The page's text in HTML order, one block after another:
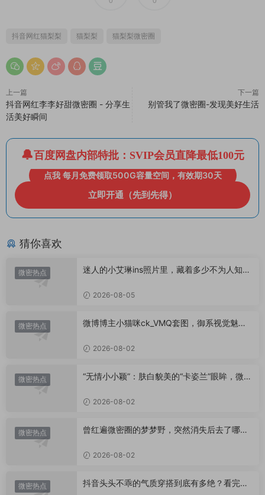
抖音网红猫梨梨 猫梨梨 猫梨梨微密圈
上一篇
抖音网红李李好甜微密圈 - 分享生
活美好瞬间
下一篇
别管我了微密圈-发现美好生活
百度网盘内部特批：SVIP会员直降最低100元
点我 每月免费领取500G容量空间，有效期30天
立即开通（先到先得）
猜你喜欢
微密热点
迷人的小艾琳ins照片里，藏着多少不为人知的
2026-08-05
微密热点
微博博主小猫咪ck_VMQ套图，御系视觉魅力
2026-08-02
微密热点
“无情小小颖”：肤白貌美的“卡姿兰”眼眸，微密
2026-08-02
微密热点
曾红遍微密圈的梦梦野，突然消失后去了哪
2026-08-02
微密热点
抖音头头不乖的气质穿搭到底有多绝？看完想